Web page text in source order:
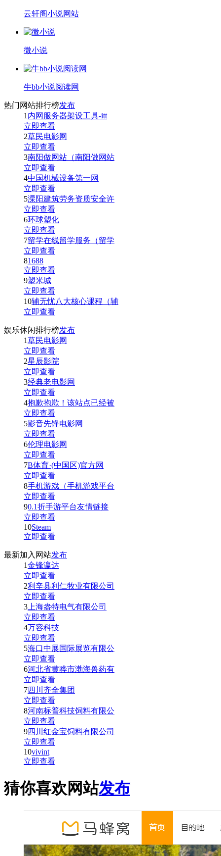
云轩阁小说网站
微小说
牛bb小说阅读网
热门网站排行榜发布
1 内网服务器架设工具-itt
立即查看
2草民电影网
立即查看
3南阳做网站（南阳做网站
立即查看
4中国机械设备第一网
立即查看
5溧阳建筑劳务资质安全许
立即查看
6环球塑化
立即查看
7留学在线留学服务（留学
立即查看
81688
立即查看
9塑米城
立即查看
10辅无忧八大核心课程（辅
立即查看
娱乐休闲排行榜发布
1草民电影网
立即查看
2星辰影院
立即查看
3经典老电影网
立即查看
4抱歉抱歉！该站点已经被
立即查看
5影音先锋电影网
立即查看
6伦理电影网
立即查看
7B体育·(中国区)官方网
立即查看
8手机游戏（手机游戏平台
立即查看
90.1折手游平台友情链接
立即查看
10Steam
立即查看
最新加入网站发布
1金锋瀛达
立即查看
2利辛县利仁牧业有限公司
立即查看
3 上海盎特电气有限公司
立即查看
4万容科技
立即查看
5海口中展国际展览有限公
立即查看
6河北省黄骅市渤海兽药有
立即查看
7四川齐全集团
立即查看
8河南标普科技饲料有限公
立即查看
9四川红金宝饲料有限公司
立即查看
10vivint
立即查看
猜你喜欢网站发布